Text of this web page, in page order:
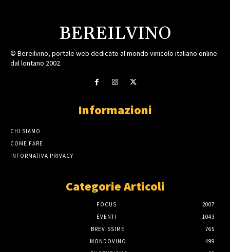
BEREILVINO
© Bereilvino, portale web dedicato al mondo vinicolo italiano online
dal lontano 2002.
Informazioni
CHI SIAMO
COME FARE
INFORMATIVA PRIVACY
Categorie Articoli
FOCUS
2007
EVENTI
1043
BREVISSIME
765
MONDOVINO
499